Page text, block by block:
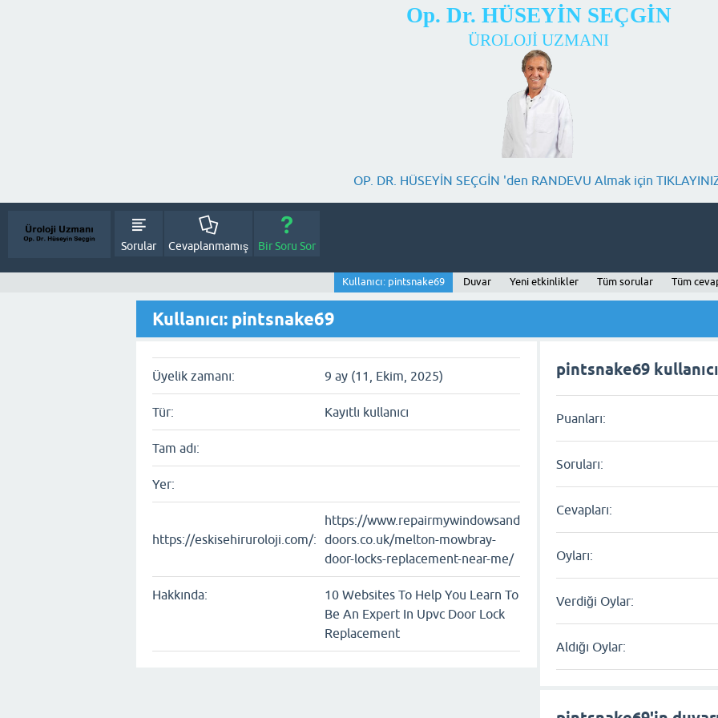
Op. Dr. HÜSEYİN SEÇGİN
ÜROLOJİ UZMANI
OP. DR. HÜSEYİN SEÇGİN 'den RANDEVU Almak için
Sorular Cevaplanmamış Bir Soru Sor
Kullanıcı: pintsnake69 Duvar Yeni etkinlikler Tüm sorular Tüm
Kullanıcı: pintsnake69
Üyelik zamanı: 9 ay (11, Ekim, 2025)
Tür: Kayıtlı kullanıcı
Tam adı:
Yer:
https://eskisehiruroloji.com/:
https://www.repairmywindowsand
doors.co.uk/melton-mowbray-
door-locks-replacement-near-me/
Hakkında:
10 Websites To Help You Learn To
Be An Expert In Upvc Door Lock
Replacement
pintsnake69
Puanları:
Soruları:
Cevapları:
Oyları:
Verdiği Oylar:
Aldığı Oylar: